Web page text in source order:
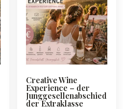
Creative Wine
Experience – der
Junggesellenabschied
der Extraklasse